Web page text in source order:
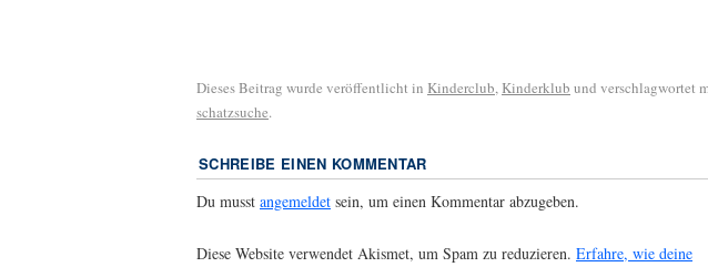
Dieses Beitrag wurde veröffentlicht in Kinderclub, Kinderklub und verschlagwortet
schatzsuche.
SCHREIBE EINEN KOMMENTAR
Du musst angemeldet sein, um einen Kommentar abzugeben.
Diese Website verwendet Akismet, um Spam zu reduzieren. Erfahre, wie deine